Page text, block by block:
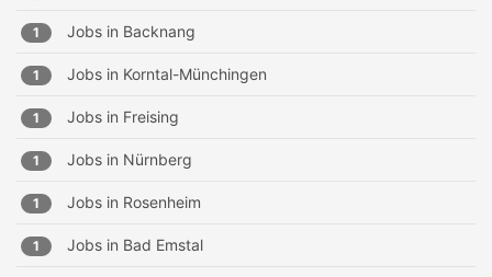
1 Jobs in Backnang
1 Jobs in Korntal-Münchingen
1 Jobs in Freising
1 Jobs in Nürnberg
1 Jobs in Rosenheim
1 Jobs in Bad Emstal